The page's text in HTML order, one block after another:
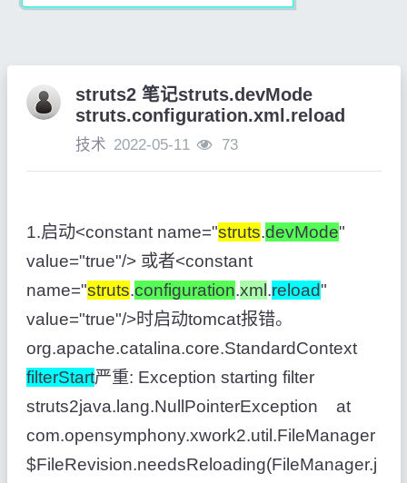
struts2 笔记struts.devMode
struts.configuration.xml.reload
技术 2022-05-11 73
1.启动<constant name="struts.devMode"
value="true"/> 或者<constant
name="struts.configuration.xml .reload"
value="true"/>时启动tomcat报错。
org.apache.catalina.core.StandardContext
filterStart严重: Exception starting filter
struts2java.lang.NullPointerException at
com.opensymphony.xwork2.util.FileManager
$FileRevision.needsReloading(FileManager.j